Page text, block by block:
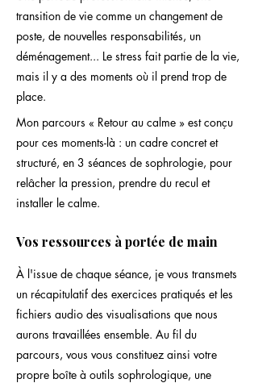
transition de vie comme un changement de
poste, de nouvelles responsabilités, un
déménagement... Le stress fait partie de la vie,
mais il y a des moments où il prend trop de
place.
Mon parcours « Retour au calme » est conçu
pour ces moments-là : un cadre concret et
structuré, en 3 séances de sophrologie, pour
relâcher la pression, prendre du recul et
installer le calme.
Vos ressources à portée de main
​À l'issue de chaque séance, je vous transmets
un récapitulatif des exercices pratiqués et les
fichiers audio des visualisations que nous
aurons travaillées ensemble. Au fil du
parcours, vous vous constituez ainsi votre
propre boîte à outils sophrologique, une